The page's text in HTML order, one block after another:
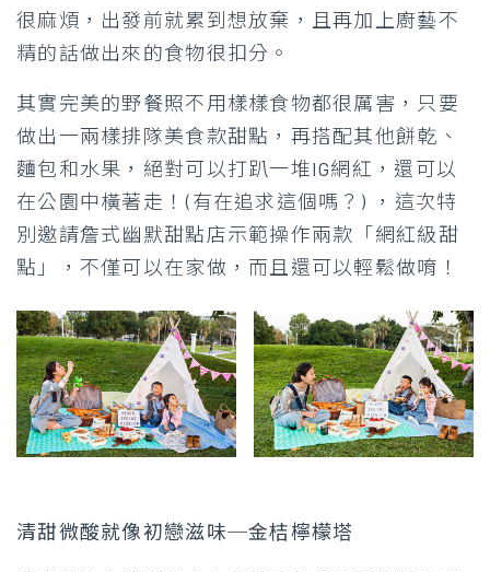
很麻煩，出發前就累到想放棄，且再加上廚藝不
精的話做出來的食物很扣分。
其實完美的野餐照不用樣樣食物都很厲害，只要
做出一兩樣排隊美食款甜點，再搭配其他餅乾、
麵包和水果，絕對可以打趴一堆IG網紅，還可以
在公園中橫著走！(有在追求這個嗎？) ，這次特
別邀請詹式幽默甜點店示範操作兩款「網紅級甜
點」，不僅可以在家做，而且還可以輕鬆做唷！
清甜微酸就像初戀滋味─金桔檸檬塔